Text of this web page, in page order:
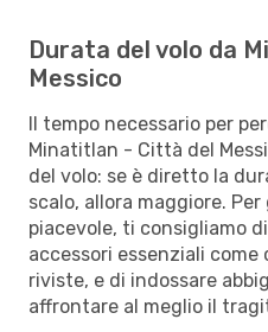
Durata del volo da
Messico
Il tempo necessario per
Minatitlan - Città del
del volo: se è diretto la
scalo, allora maggiore.
piacevole, ti consigliamo
accessori essenziali
riviste, e di indossare
affrontare al meglio il